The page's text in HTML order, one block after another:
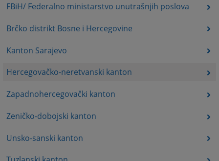
FBiH/ Federalno ministarstvo unutrašnjih poslova
Brčko distrikt Bosne i Hercegovine
Kanton Sarajevo
Hercegovačko-neretvanski kanton
Zapadnohercegovački kanton
Zeničko-dobojski kanton
Unsko-sanski kanton